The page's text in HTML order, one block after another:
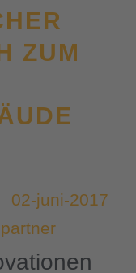
ZUM